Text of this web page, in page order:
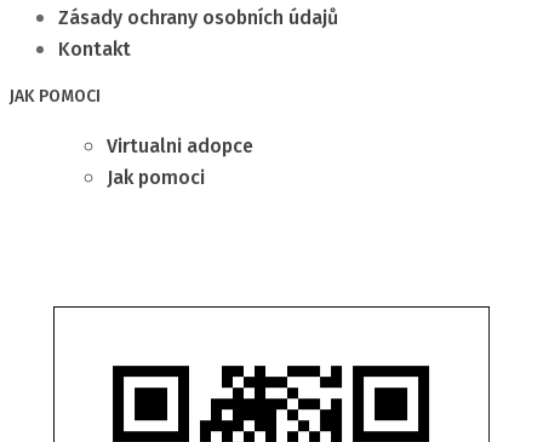
Zásady ochrany osobních údajů
Kontakt
JAK POMOCI
Virtualni adopce
Jak pomoci